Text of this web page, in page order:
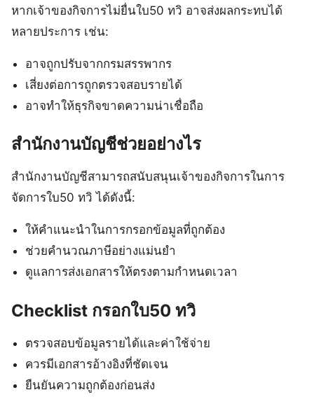
หากเจ้าของกิจการไม่ยื่นใบ50 ทวิ อาจส่งผลกระทบได้
หลายประการ เช่น:
อาจถูกปรับจากกรมสรรพากร
เสี่ยงต่อการถูกตรวจสอบรายได้
อาจทำให้ธุรกิจขาดความน่าเชื่อถือ
สำนักงานบัญชีช่วยอย่างไร
สำนักงานบัญชีสามารถสนับสนุนเจ้าของกิจการในการ
จัดการใบ50 ทวิ ได้ดังนี้:
ให้คำแนะนำในการกรอกข้อมูลที่ถูกต้อง
ช่วยคำนวณภาษีอย่างแม่นยำ
ดูแลการส่งเอกสารให้ตรงตามกำหนดเวลา
Checklist กรอกใบ50 ทวิ
ตรวจสอบข้อมูลรายได้และค่าใช้จ่าย
ควรมีเอกสารอ้างอิงที่ชัดเจน
ยืนยันความถูกต้องก่อนส่ง